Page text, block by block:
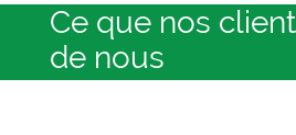
Ce que nos
de nous